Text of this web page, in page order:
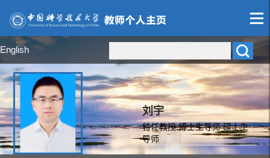
English
刘宇
特任教授 博士生导师 硕士生
导师